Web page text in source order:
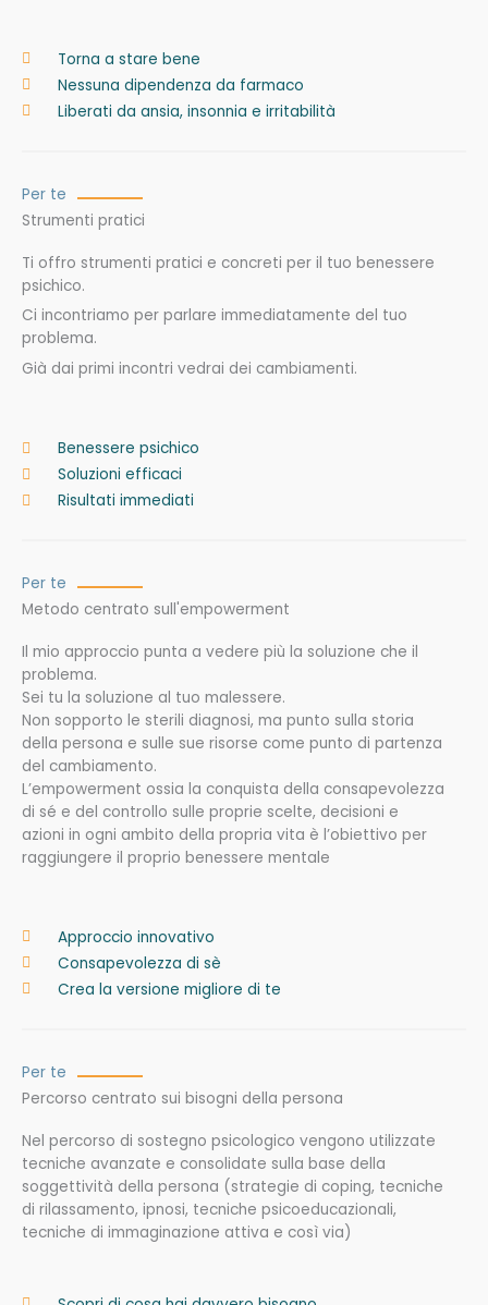
Torna a stare bene
Nessuna dipendenza da farmaco
Liberati da ansia, insonnia e irritabilità
Per te
Strumenti pratici
Ti offro strumenti pratici e concreti per il tuo benessere
psichico.
Ci incontriamo per parlare immediatamente del tuo
problema.
Già dai primi incontri vedrai dei cambiamenti.
Benessere psichico
Soluzioni efficaci
Risultati immediati
Per te
Metodo centrato sull'empowerment
Il mio approccio punta a vedere più la soluzione che il
problema.
Sei tu la soluzione al tuo malessere.
Non sopporto le sterili diagnosi, ma punto sulla storia
della persona e sulle sue risorse come punto di partenza
del cambiamento.
L’empowerment ossia la conquista della consapevolezza
di sé e del controllo sulle proprie scelte, decisioni e
azioni in ogni ambito della propria vita è l’obiettivo per
raggiungere il proprio benessere mentale
Approccio innovativo
Consapevolezza di sè
Crea la versione migliore di te
Per te
Percorso centrato sui bisogni della persona
Nel percorso di sostegno psicologico vengono utilizzate
tecniche avanzate e consolidate sulla base della
soggettività della persona (strategie di coping, tecniche
di rilassamento, ipnosi, tecniche psicoeducazionali,
tecniche di immaginazione attiva e così via)